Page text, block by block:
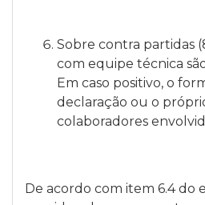
Sobre contra partidas
com equipe técnica
Em caso positivo, o
declaração ou o
colaboradores
De acordo com item 6.4 do